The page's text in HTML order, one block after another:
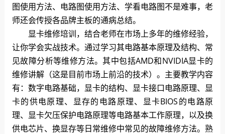
图使用方法、电路图使用方法、学看电路图不是难事，老
师还会传授各品牌主板的通病总结。
显卡维修培训，结合老师在市场上多年的维修经验，
让你学会实战技术。通过学习其电路基本原理及结构、常
见故障分析等维修方法。其中包括AMD和NVIDIA显卡的
维修讲解（这是目前市场上前沿的技术）。主要教学内容
有：数字电路基础，显卡的结构、显卡接口电路原理、显
卡的供电原理、显存的电路原理、显卡BIOS的电路原
理、显卡欠压保护电路原理等电路基本工作原理，以及换
供电芯片、换显存等日常维修中常见的故障维修方法。熟